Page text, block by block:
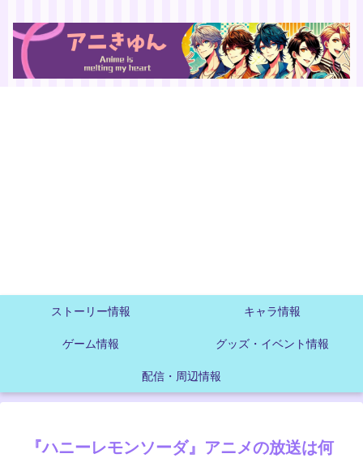
ストーリー情報 キャラ情報
ゲーム情報 グッズ・イベント情報
配信・周辺情報
『ハニーレモンソーダ』アニメの放送は何